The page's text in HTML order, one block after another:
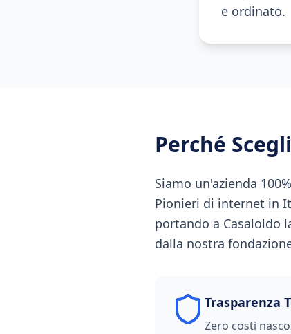
e ordinato.
Perché
Siamo un'azienda
Pionieri di internet in
portando a Casaloldo
dalla nostra
Trasparenza
Zero costi